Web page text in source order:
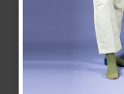
139,00 DKK
118,00 DKK